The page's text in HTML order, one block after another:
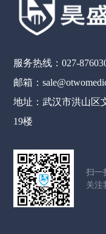
服务热线：027-
邮箱：
地址：武汉市洪山区
19楼
扫一
关注